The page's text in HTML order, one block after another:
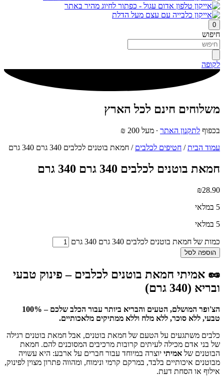
0
חיפוש
לקופה
משלוחים חינם לכל הארץ
בכפוף לתקנון האתר ∙ מעל 200 ₪
עמוד הבית/ חטיפים לכלבים / חמאת בוטנים לכלבים 340 גרם 340 גרם
חמאת בוטנים לכלבים 340 גרם 340 גרם
₪28.90
5 במלאי
5 במלאי
כמות של חמאת בוטנים לכלבים 340 גרם 340 גרם
הוספה לסל
🥜 אמיתי חמאת בוטנים לכלבים – פינוק טבעי
ובריא (340 גרם)
הצ'ופר המושלם, הטעים והבריא ביותר עבור הכלב שלכם – 100%
טבעי, ללא סוכר, ללא מלח וללא ממתיקים מלאכותיים.
כלבים משתגעים על הטעם של חמאת בוטנים, אבל חמאת בוטנים רגילה
של בני אדם מכילה לעיתים קרובות מרכיבים המסוכנים להם. חמאת
הבוטנים של אמיתי יוצרה במיוחד עבור חברים על ארבע: היא עשויה
מבוטנים איכותיים בלבד, במרקם קרמי ונימוח, ומהווה פתרון מצוין לפינוק,
אילוף או הסחת דעת.